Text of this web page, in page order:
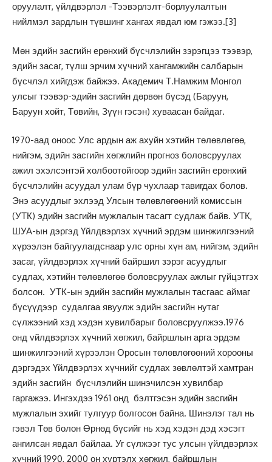
оруулалт, үйлдвэрлэл -Тээвэрлэлт-борлуулалтын
нийлмэл зардлын түвшинг хангах явдал юм гэжээ.[3]
Мөн эдийн засгийн ерөнхий бүсчлэлийн зэрэгцээ тээвэр,
эдийн засаг, түлш эрчим хүчний хангамжийн салбарын
бүсчлэл хийгдэж байжээ. Академич Т.Намжим Монгол
улсыг тээвэр-эдийн засгийн дөрвөн бүсэд (Баруун,
Баруун хойт, Төвийн, Зүүн гэсэн) хуваасан байдаг.
1970-аад оноос Улс ардын аж ахуйн хэтийн төлөвлөгөө,
нийгэм, эдийн засгийн хөгжлийн прогноз боловсруулах
ажил эхэлсэнтэй холбоотойгоор эдийн засгийн ерөнхий
бүсчлэлийн асуудал улам бүр чухлаар тавигдах болов.
Энэ асуудлыг эхлээд Улсын төлөвлөгөөний комиссын
(УТК) эдийн засгийн мужлалын тасагт судлаж байв. УТК,
ШУА-ын дэргэд Үйлдвэрлэх хүчний эрдэм шинжилгээний
хүрээлэн байгуулагдснаар улс орны хүн ам, нийгэм, эдийн
засаг, үйлдвэрлэх хүчний байршил зэрэг асуудлыг
судлах, хэтийн төлөвлөгөө боловсруулах ажлыг гүйцэтгэх
болсон. УТК-ын эдийн засгийн мужлалын тасгаас аймаг
бүсүүдээр судалгаа явуулж эдийн засгийн нутаг
сүлжээний хэд хэдэн хувилбарыг боловсруулжээ.1976
онд vйлдвэрлэх хүчний хөгжил, байршлын арга эрдэм
шинжилгээний хүрээлэн Оросын төлөвлөгөөний хорооны
дэргэдэх Үйлдвэрлэх хүчнийг судлах зөвлөлтэй хамтран
эдийн засгийн бүсчлэлийн шинэчилсэн хувилбар
гаргажээ. Ингэхдээ 1961 онд бэлтгэсэн эдийн засгийн
мужлалын эхийг тулгуур болгосон байна. Шинэлэг тал нь
гэвэл Төв болон Өрнөд бүсийг нь хэд хэдэн дэд хэсэгт
ангилсан явдал байлаа. Уг сүлжээг тус улсын үйлдвэрлэх
хүчний 1990, 2000 он хүртэлх хөгжил, байршлын